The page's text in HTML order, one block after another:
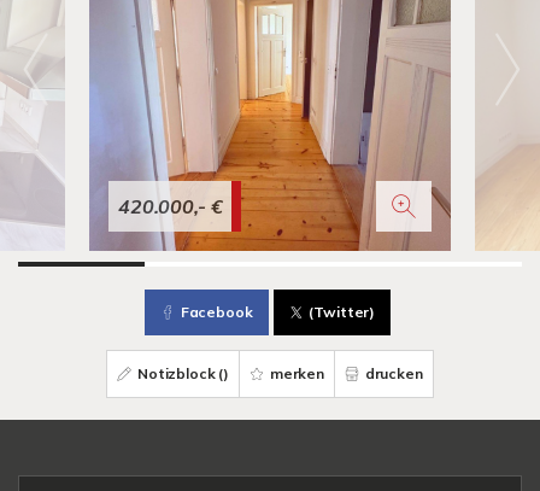
420.000,- €
Facebook (Twitter)
Notizblock () merken drucken